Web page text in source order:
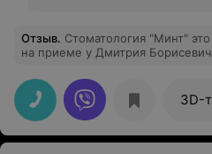
(простое)
Отзыв. Стоматология "Минт" это
на приеме у Дмитрия
рассказал и показал. Ответил
просто отдыхала в кресле,
боли. Спасибо Вам большое за
"Минт" - вы лучшие!
3D-